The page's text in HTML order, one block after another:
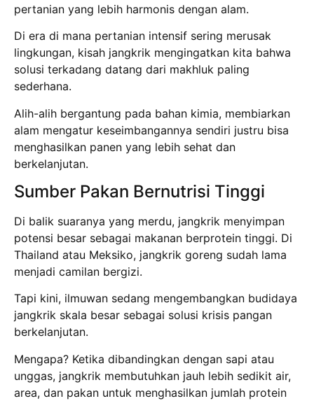
pertanian yang lebih harmonis dengan alam.
Di era di mana pertanian intensif sering merusak
lingkungan, kisah jangkrik mengingatkan kita bahwa
solusi terkadang datang dari makhluk paling
sederhana.
Alih-alih bergantung pada bahan kimia, membiarkan
alam mengatur keseimbangannya sendiri justru bisa
menghasilkan panen yang lebih sehat dan
berkelanjutan.
Sumber Pakan Bernutrisi Tinggi
Di balik suaranya yang merdu, jangkrik menyimpan
potensi besar sebagai makanan berprotein tinggi. Di
Thailand atau Meksiko, jangkrik goreng sudah lama
menjadi camilan bergizi.
Tapi kini, ilmuwan sedang mengembangkan budidaya
jangkrik skala besar sebagai solusi krisis pangan
berkelanjutan.
Mengapa? Ketika dibandingkan dengan sapi atau
unggas, jangkrik membutuhkan jauh lebih sedikit air,
area, dan pakan untuk menghasilkan jumlah protein